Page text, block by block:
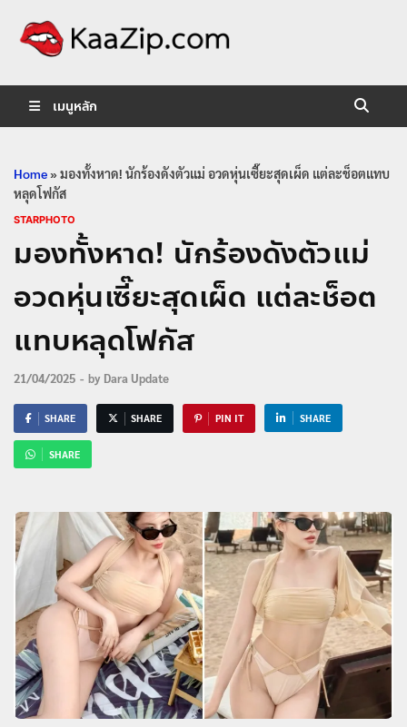
เมนูหลัก
Home»มองทั้งหาด! นักร้องดังตัวแม่ อวดหุ่นเซี๊ยะสุดเผ็ด แต่ละช็อตแทบ
หลุดโฟกัส
STARPHOTO
มองทั้งหาด! นักร้องดังตัวแม่
อวดหุ่นเซี๊ยะสุดเผ็ด แต่ละช็อต
แทบหลุดโฟกัส
21/04/2025 - by Dara Update
SHARE SHARE PIN IT SHARE
SHARE